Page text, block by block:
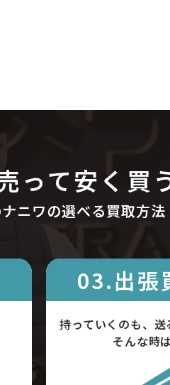
って安く買
ニワの選べる買取方法
03.出張
持っていくのも、
そんな時は